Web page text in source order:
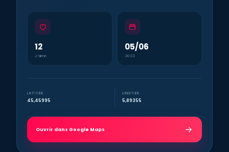
12
J’aime
05/06
2022
LATITUDE
45,45995
LONGITUDE
5,89355
Ouvrir dans Google Maps